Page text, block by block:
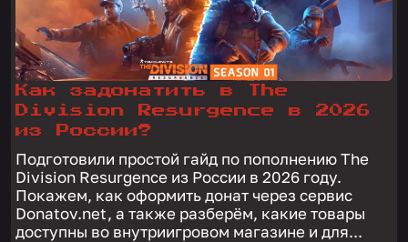
Как задонатить в The
Division Resurgence в 2026
из России?
Подготовили простой гайд по пополнению The
Division Resurgence из России в 2026 году.
Покажем, как оформить донат через сервис
Donatov.net, а также разберём, какие товары
доступны во внутриигровом магазине и для...